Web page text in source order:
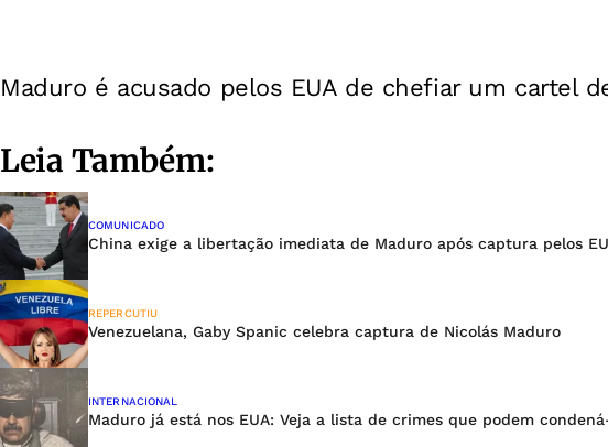
Maduro é acusado pelos EUA de chefiar um cartel
Leia Também:
COMUNICADO
China exige a libertação imediata de Maduro após captura pelos
REPERCUTIU
Venezuelana, Gaby Spanic celebra captura de Nicolás Maduro
INTERNACIONAL
Maduro já está nos EUA: Veja a lista de crimes que podem